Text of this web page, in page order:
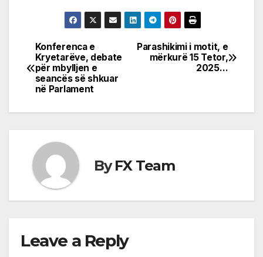
Post
navigation
Parashikimi i motit, e
mërkurë 15 Tetor,
2025…
Konferenca e
Kryetarëve, debate
për mbylljen e
seancës së shkuar
në Parlament
ByFX Team
Leave a Reply